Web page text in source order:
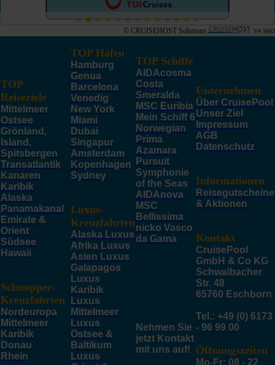
© CRUISEHOST Solutions V4.1663
TOP
Reiseziele
Mittelmeer
Ostsee
Grönland,
Island,
Spitsbergen
Transatlantik
Kanaren
Karibik
Alaska
Panamakanal
Emirate &
Orient
Südsee
Hawaii
Schnupper-
Kreuzfahrten
Nordeuropa
Mittelmeer
Karibik
Donau
Rhein
TOP Häfen
Hamburg
Genua
Barcelona
Venedig
New York
Miami
Dubai
Singapur
Amsterdam
Kopenhagen
Sydney
Luxus-
Kreuzfahrten
Alaska Luxus
Afrika Luxus
Asien Luxus
Galapagos
Luxus
Karibik
Luxus
Mittelmeer
Luxus
Ostsee &
Baltikum
Luxus
TOP Schiffe
AIDAcosma
Costa
Smeralda
MSC Euribia
Mein Schiff 6
Norwegian
Prima
Azamara
Pursuit
Symphonie
of the Seas
AIDAnova
MSC
Bellissima
nicko Vasco
da Gama
Nehmen Sie
jetzt Kontakt
mit uns auf!
Unternehmen
Über CruisePool
Unser Ziel
Impressum
AGB
Datenschutz
Informationen
Reisegutscheine
& Aktionen
Kontakt
CruisePool
GmbH & Co KG
Schwalbacher
Str. 48
65760 Eschborn
Tel.: +49 (0) 6173
- 96 99 00
Öffnungszeiten
Mo-Fr: 08 - 22